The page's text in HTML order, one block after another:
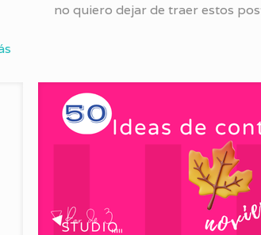
no quiero dejar de traer estos